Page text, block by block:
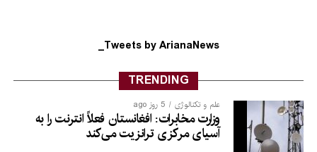
Tweets by ArianaNews_
TRENDING
علم و تکنالوژی 5 روز ago
وزارت مخابرات: افغانستان فعلاً انترنت را به
آسیای مرکزی ترانزیت می‌کند